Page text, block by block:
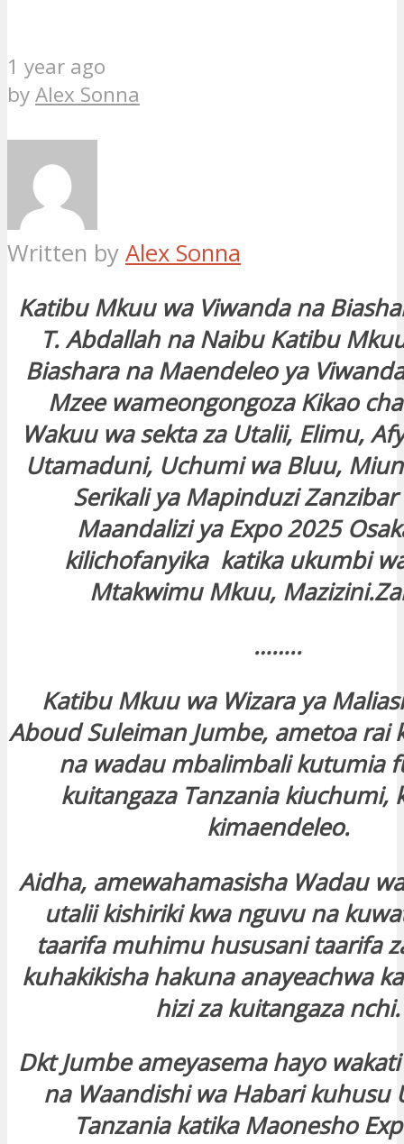
1 year ago
byAlex Sonna
Written by Alex Sonna
Katibu Mkuu wa Viwanda na
T. Abdallah na Naibu Katibu
Biashara na Maendeleo ya
Mzee wameongongoza Kikao
Wakuu wa sekta za Utalii, Elimu,
Utamaduni, Uchumi wa Bluu,
Serikali ya Mapinduzi
Maandalizi ya Expo 2025
kilichofanyika katika ukumbi
Mtakwimu Mkuu,
……..
Katibu Mkuu wa Wizara ya
Aboud Suleiman Jumbe, ametoa rai
na wadau mbalimbali kutumia
kuitangaza Tanzania kiuchumi,
kimaendeleo.
Aidha, amewahamasisha Wadau
utalii kishiriki kwa nguvu na
taarifa muhimu hususani taarifa
kuhakikisha hakuna anayeachwa
hizi za kuitangaza nchi.
Dkt Jumbe ameyasema hayo
na Waandishi wa Habari kuhusu
Tanzania katika Maonesho